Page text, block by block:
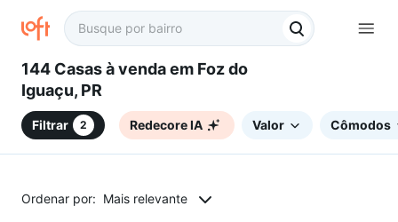
144 Casas à venda em Foz do
Iguaçu, PR
Filtrar 2 Redecore IA Valor Cômodos
Ordenar por: Mais relevante